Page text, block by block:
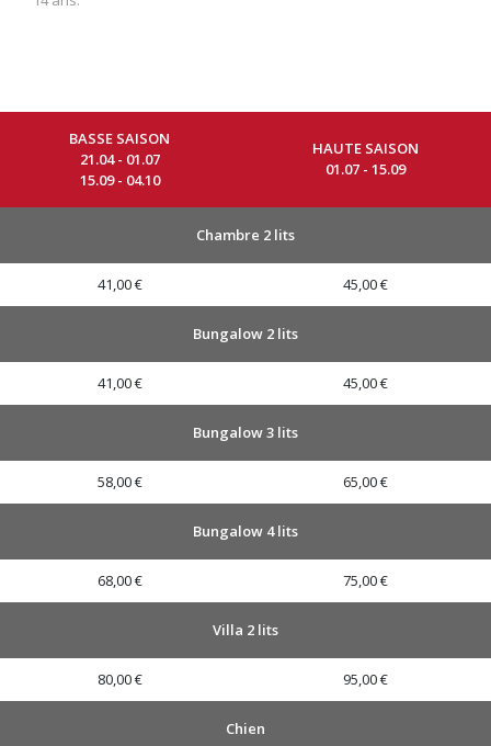
BASSE SAISON
21.04 - 01.07
15.09 - 04.10
HAUTE SAISON
01.07 - 15.09
Chambre 2 lits
41,00 € 45,00 €
Bungalow 2 lits
41,00 € 45,00 €
Bungalow 3 lits
58,00 € 65,00 €
Bungalow 4 lits
68,00 € 75,00 €
Villa 2 lits
80,00 € 95,00 €
Chien